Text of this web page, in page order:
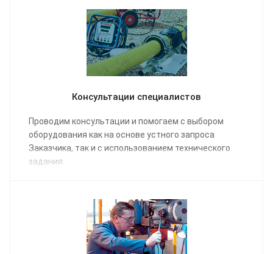
Консультации специалистов
Проводим консультации и помогаем с выбором
оборудования как на основе устного запроса
Заказчика, так и с использованием технического
задания.